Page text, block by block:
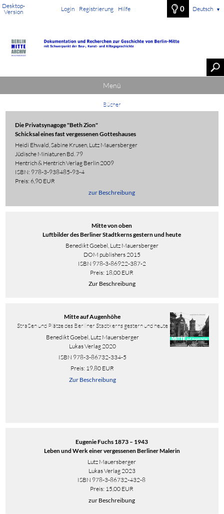
Desktop-
Version
Login Registrierung Hilfe 0 Deutsch ▼
Menü
Bücher
Die Privatsynagoge "Beth Zion"
Schicksal eines fast vergessenen Gotteshauses
Heidi Ehwald, Sabine Krusen, Lutz Mauersberger
Jüdische Miniaturen Bd. 79
Hentrich & Hentrich Verlag Berlin 2009
ISBN: 978-3-938485-93-4
Preis: 6,90 EUR
zur Beschreibung
Mitte von oben
Luftbilder des Berliner Stadtkerns gestern und heute
Benedikt Goebel, Lutz Mauersberger
DOM publishers 2015
ISBN 978-3-86922-387-2
Preis: 18,00 EUR
Zur Beschreibung
Mitte auf Augenhöhe
Straßen und Plätze des Berliner Stadtkerns gestern und heute
Benedikt Goebel, Lutz Mauersberger
Lukas Verlag 2020
ISBN 978-3-86732-334-5
Preis: 19,80 EUR
Zur Beschreibung
Eugenie Fuchs 1873 – 1943
Leben und Werk einer vergessenen Berliner Malerin
Lutz Mauersberger
Lukas Verlag 2023
ISBN 978-3-86732-432-8
Preis: 15,00 EUR
zur Beschreibung